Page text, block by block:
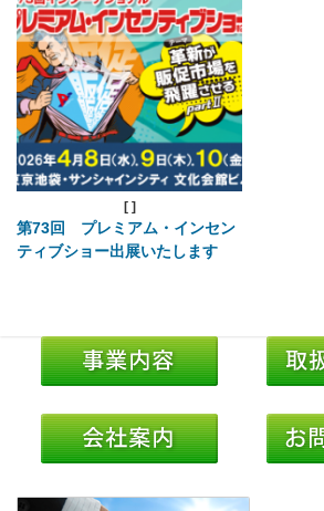
[ ]
第73回 プレミアム・インセン
ティブショー出展いたします